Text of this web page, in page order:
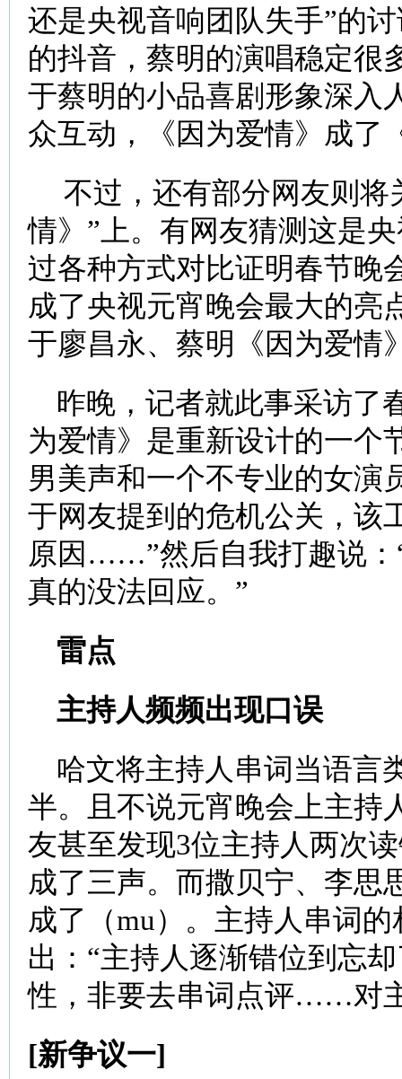
还是央视音响团队失手”的
的抖音，蔡明的演唱稳定很
于蔡明的小品喜剧形象深入
众互动，《因为爱情》成了
不过，还有部分网友则将
情》”上。有网友猜测这是
过各种方式对比证明春节晚
成了央视元宵晚会最大的亮
于廖昌永、蔡明《因为爱情
昨晚，记者就此事采访了
为爱情》是重新设计的一个
男美声和一个不专业的女演
于网友提到的危机公关，该
原因……”然后自我打趣说：
真的没法回应。”
雷点
主持人频频出现口误
哈文将主持人串词当语言
半。且不说元宵晚会上主持
友甚至发现3位主持人两次
成了三声。而撒贝宁、李思
成了（mu）。主持人串词
出：“主持人逐渐错位到忘
性，非要去串词点评……对
[新争议一]